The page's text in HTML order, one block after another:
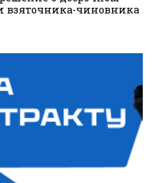
взяточника-чиновника